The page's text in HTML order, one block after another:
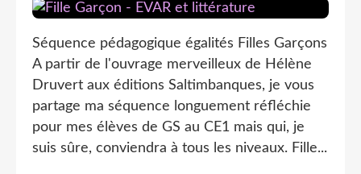
Séquence pédagogique égalités Filles Garçons
A partir de l'ouvrage merveilleux de Hélène
Druvert aux éditions Saltimbanques, je vous
partage ma séquence longuement réfléchie
pour mes élèves de GS au CE1 mais qui, je
suis sûre, conviendra à tous les niveaux. Fille...